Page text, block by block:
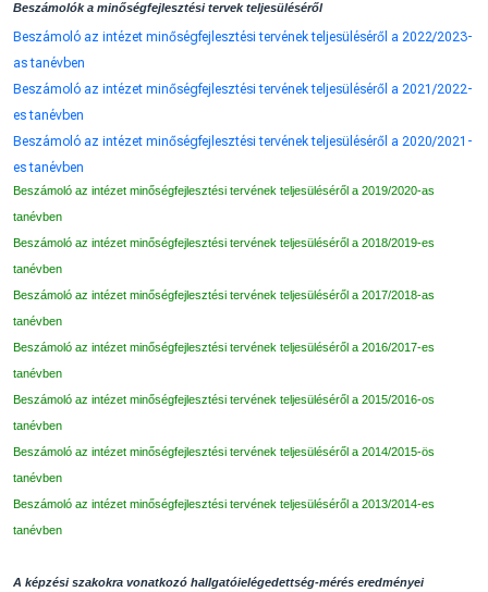
Beszámolók a minőségfejlesztési tervek teljesüléséről
Beszámoló az intézet minőségfejlesztési tervének teljesüléséről a 2022/2023-
as tanévben
Beszámoló az intézet minőségfejlesztési tervének teljesüléséről a 2021/2022-
es tanévben
Beszámoló az intézet minőségfejlesztési tervének teljesüléséről a 2020/2021-
es tanévben
Beszámoló az intézet minőségfejlesztési tervének teljesüléséről a 2019/2020-as
tanévben
Beszámoló az intézet minőségfejlesztési tervének teljesüléséről a 2018/2019-es
tanévben
Beszámoló az intézet minőségfejlesztési tervének teljesüléséről a 2017/2018-as
tanévben
Beszámoló az intézet minőségfejlesztési tervének teljesüléséről a 2016/2017-es
tanévben
Beszámoló az intézet minőségfejlesztési tervének teljesüléséről a 2015/2016-os
tanévben
Beszámoló az intézet minőségfejlesztési tervének teljesüléséről a 2014/2015-ös
tanévben
Beszámoló az intézet minőségfejlesztési tervének teljesüléséről a 2013/2014-es
tanévben
A képzési szakokra vonatkozó hallgatóielégedettség-mérés eredményei